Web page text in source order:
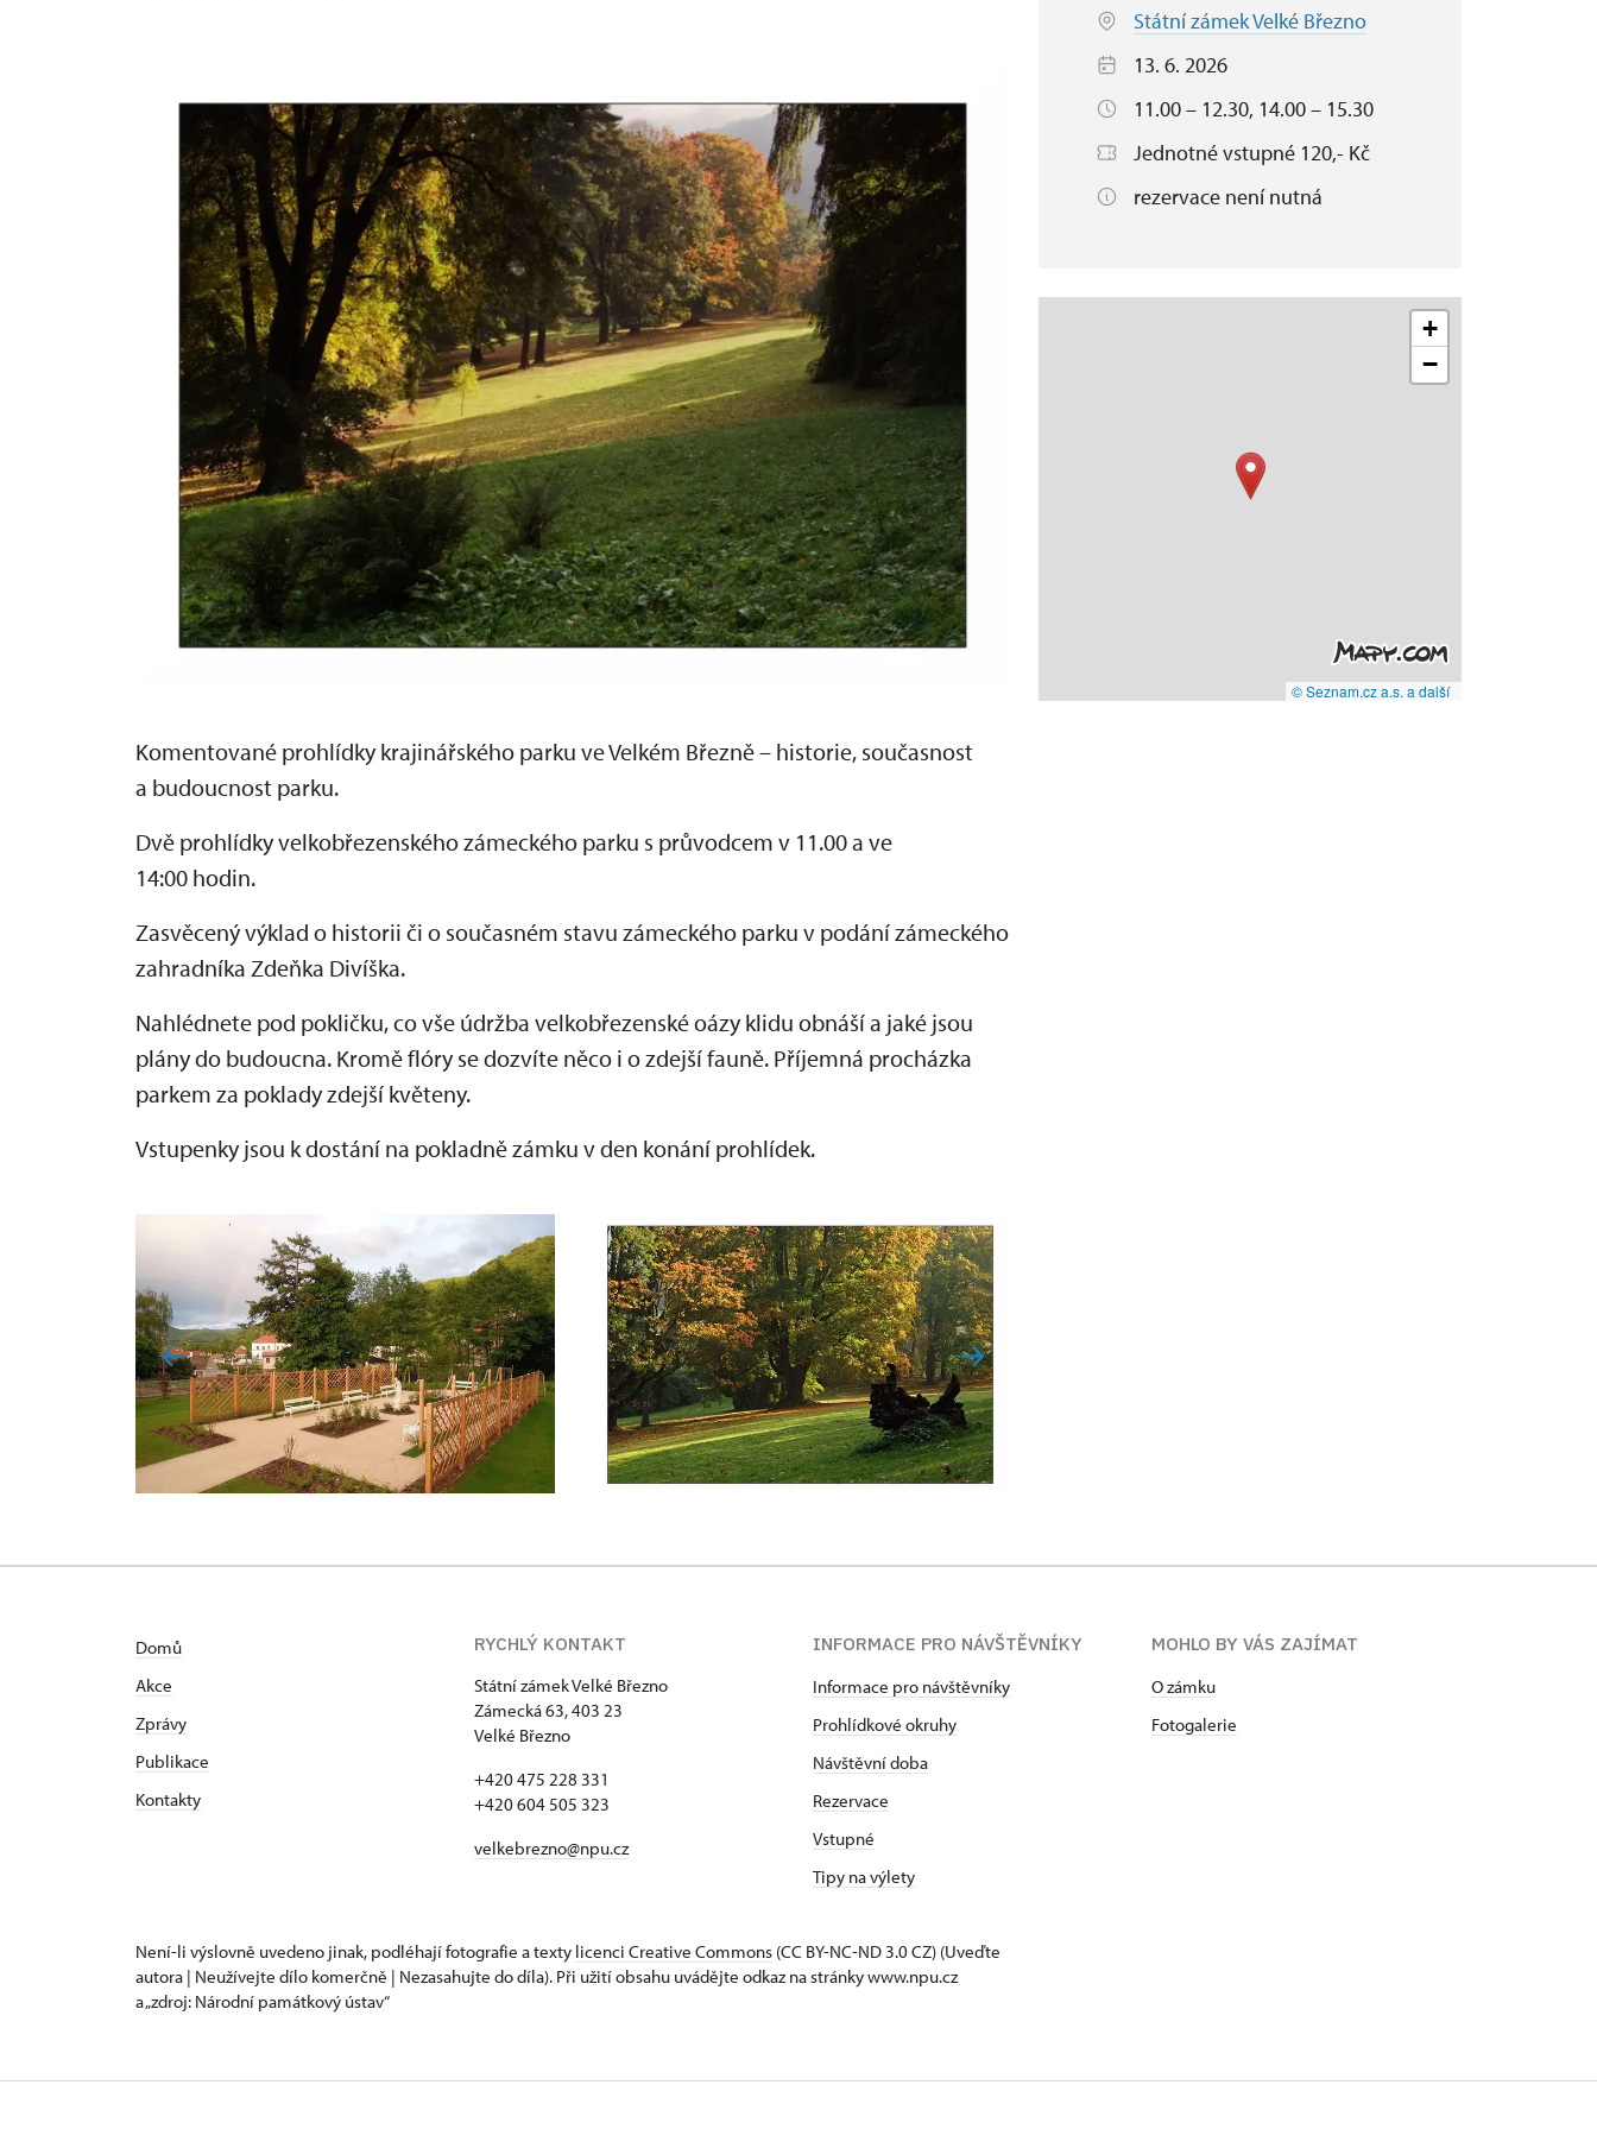
Komentované prohlídky krajinářského parku ve Velkém Březně – historie, současnost
a budoucnost parku.
Dvě prohlídky velkobřezenského zámeckého parku s průvodcem v 11.00 a ve
14:00 hodin.
Zasvěcený výklad o historii či o současném stavu zámeckého parku v podání zámeckého
zahradníka Zdeňka Divíška.
Nahlédnete pod pokličku, co vše údržba velkobřezenské oázy klidu obnáší a jaké jsou
plány do budoucna. Kromě flóry se dozvíte něco i o zdejší fauně. Příjemná procházka
parkem za poklady zdejší květeny.
Vstupenky jsou k dostání na pokladně zámku v den konání prohlídek.
Státní zámek Velké Březno
13. 6. 2026
11.00 – 12.30, 14.00 – 15.30
Jednotné vstupné 120,- Kč
rezervace není nutná
+
−
© Seznam.cz a.s. a další
Domů
Akce
Zprávy
Publikace
Kontakty
RYCHLÝ KONTAKT
Státní zámek Velké Březno
Zámecká 63, 403 23
Velké Březno
+420 475 228 331
+420 604 505 323
velkebrezno@npu.cz
INFORMACE PRO NÁVŠTĚVNÍKY
Informace pro návštěvníky
Prohlídkové okruhy
Návštěvní doba
Rezervace
Vstupné
Tipy na výlety
MOHLO BY VÁS ZAJÍMAT
O zámku
Fotogalerie
Není-li výslovně uvedeno jinak, podléhají fotografie a texty licenci Creative Commons (CC BY-NC-ND 3.0 CZ) (Uveďte
autora | Neužívejte dílo komerčně | Nezasahujte do díla). Při užití obsahu uvádějte odkaz na stránky www.npu.cz
a „zdroj: Národní památkový ústav“